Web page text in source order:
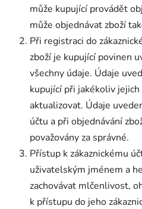
může kupující provádět
může objednávat zboží
Při registraci do
zboží je kupující povinen
všechny údaje. Údaje
kupující při jakékoliv
aktualizovat. Údaje
účtu a při objednávání
považovány za správné.
Přístup k zákaznickému
uživatelským jménem a
zachovávat mlčenlivost,
k přístupu do jeho